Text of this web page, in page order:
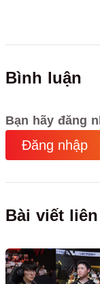
Bình luận
Bạn hãy đăng
Đăng nhập
Bài viết